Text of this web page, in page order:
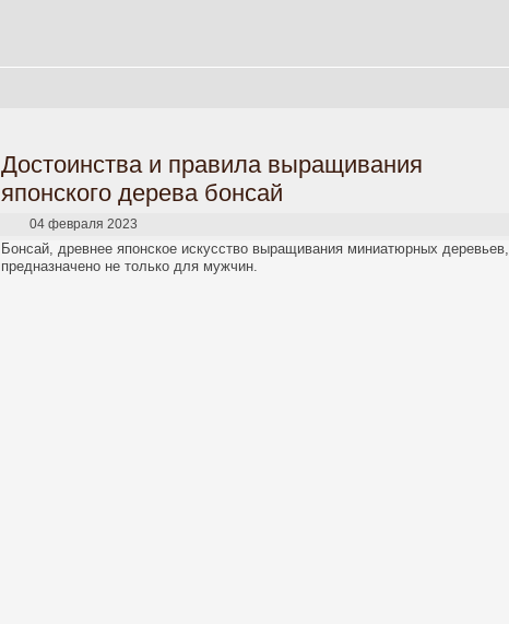
Достоинства и правила выращивания
японского дерева бонсай
04 февраля 2023
Бонсай, древнее японское искусство выращивания миниатюрных деревьев,
предназначено не только для мужчин.